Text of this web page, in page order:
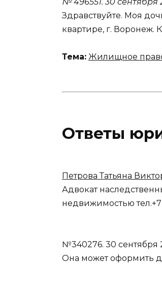
Здравствуйте. Моя
квартире, г. Воронеж.
Тема: Жилищное
Ответы
Петрова Татьяна
Адвокат
недвижимостью
№340276. 30 сентября
Она может оформить